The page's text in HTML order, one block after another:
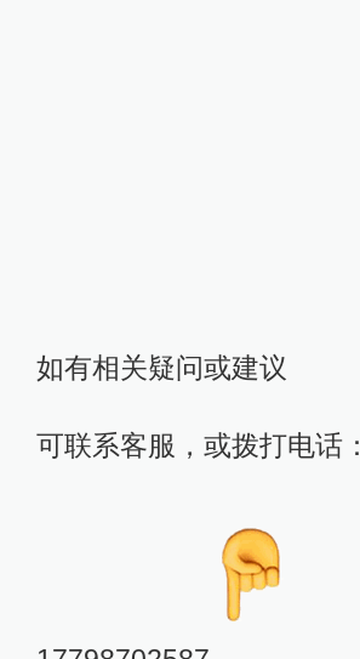
如有相关疑问或建议
可联系客服，或拨打电话：